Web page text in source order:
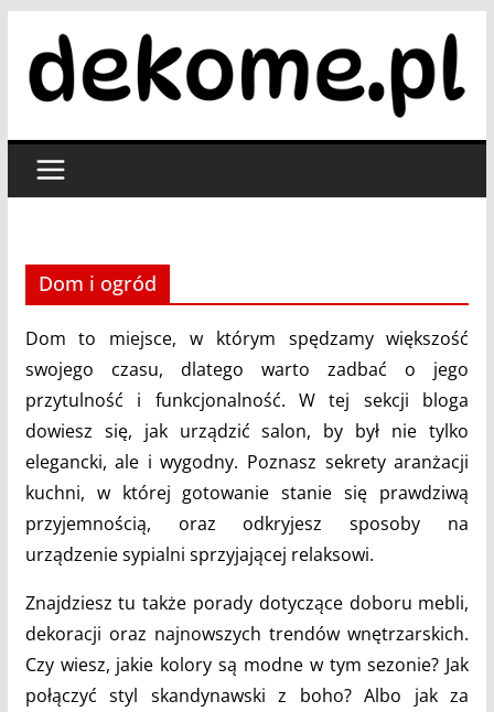
treści
Dom i ogród
Dom to miejsce, w którym spędzamy większość
swojego czasu, dlatego warto zadbać o jego
przytulność i funkcjonalność. W tej sekcji bloga
dowiesz się, jak urządzić salon, by był nie tylko
elegancki, ale i wygodny. Poznasz sekrety aranżacji
kuchni, w której gotowanie stanie się prawdziwą
przyjemnością, oraz odkryjesz sposoby na
urządzenie sypialni sprzyjającej relaksowi.
Znajdziesz tu także porady dotyczące doboru mebli,
dekoracji oraz najnowszych trendów wnętrzarskich.
Czy wiesz, jakie kolory są modne w tym sezonie? Jak
połączyć styl skandynawski z boho? Albo jak za